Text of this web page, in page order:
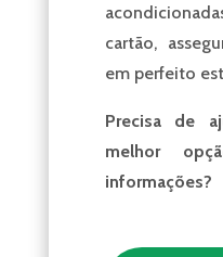
cartão,
em perfeito
Precisa de
melhor
informações?